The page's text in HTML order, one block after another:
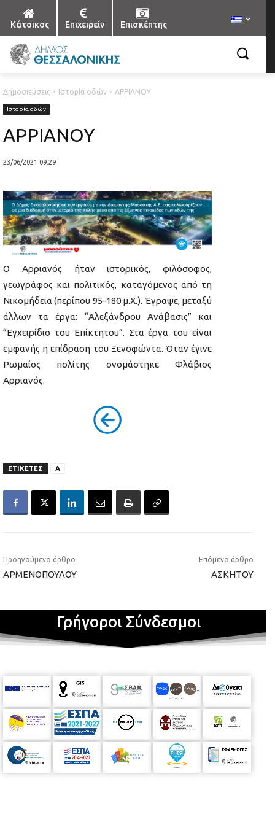
Κάτοικος Επιχειρείν Επισκέπτης
Δημοσιεύσεις Ιστορία οδών ΑΡΡΙΑΝΟΥ
Ιστορία οδών
ΑΡΡΙΑΝΟΥ
23/06/2021 09:29
Ο Αρριανός ήταν ιστορικός, φιλόσοφος,
γεωγράφος και πολιτικός, καταγόμενος από τη
Νικομήδεια (περίπου 95-180 μ.Χ.). Έγραψε, μεταξύ
άλλων τα έργα: “Αλεξάνδρου Ανάβασις” και
“Εγχειρίδιο του Επίκτητου”. Στα έργα του είναι
εμφανής η επίδραση του Ξενοφώντα. Όταν έγινε
Ρωμαίος πολίτης ονομάστηκε Φλάβιος
Αρριανός.
ΕΤΙΚΕΤΕΣ Α
Προηγούμενο άρθρο
ΑΡΜΕΝΟΠΟΥΛΟΥ
Επόμενο άρθρο
ΑΣΚΗΤΟΥ
Γρήγοροι Σύνδεσμοι